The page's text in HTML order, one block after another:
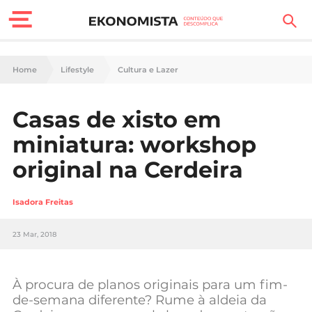
Finanças Pessoais
Carreira
Casa
Lifestyle
Sociedade
Negócios
Home Lifestyle Cultura e Lazer
Casas de xisto em
miniatura: workshop
original na Cerdeira
Isadora Freitas
23 Mar, 2018
À procura de planos originais para um fim-
de-semana diferente? Rume à aldeia da